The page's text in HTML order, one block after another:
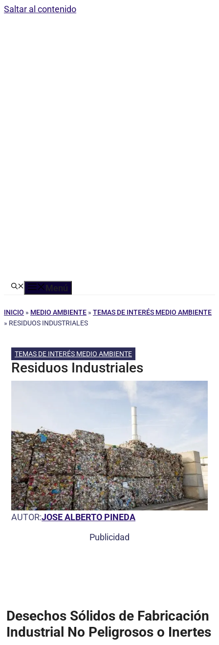
Saltar al contenido
Menú
INICIO » MEDIO AMBIENTE » TEMAS DE INTERÉS MEDIO AMBIENTE
» RESIDUOS INDUSTRIALES
TEMAS DE INTERÉS MEDIO AMBIENTE
Residuos Industriales
AUTOR:JOSE ALBERTO PINEDA
Publicidad
Desechos Sólidos de Fabricación
Industrial No Peligrosos o Inertes